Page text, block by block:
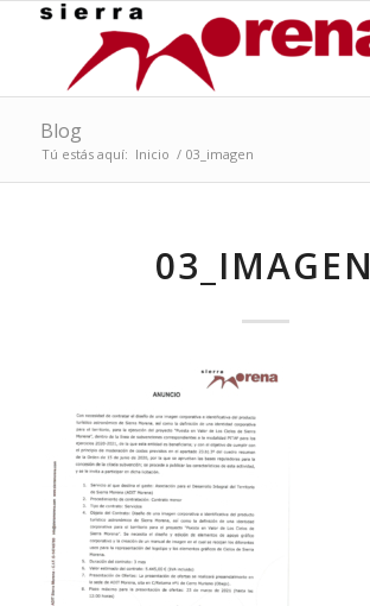
Blog
Tú estás aquí: Inicio / 03_imagen
03_IMAGEN